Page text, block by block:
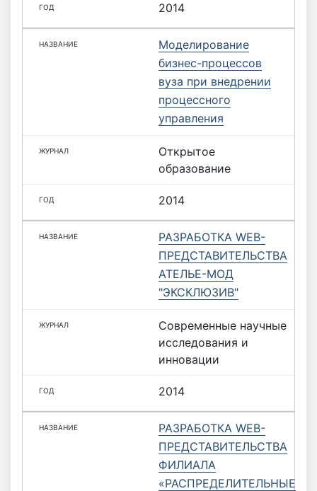
2014
Моделирование
бизнес-процессов
вуза при внедрении
процессного
управления
Открытое
образование
2014
РАЗРАБОТКА WEB-
ПРЕДСТАВИТЕЛЬСТВА
АТЕЛЬЕ-МОД
"ЭКСКЛЮЗИВ"
Современные научные
исследования и
инновации
2014
РАЗРАБОТКА WEB-
ПРЕДСТАВИТЕЛЬСТВА
ФИЛИАЛА
«РАСПРЕДЕЛИТЕЛЬНЫЕ